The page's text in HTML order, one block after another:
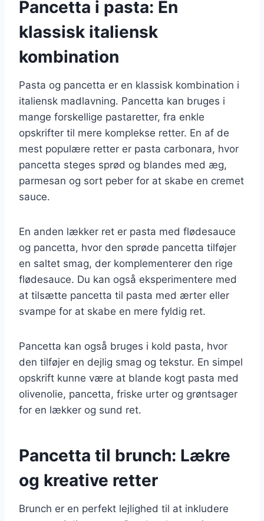
Pancetta i pasta: En
klassisk italiensk
kombination
Pasta og pancetta er en klassisk kombination i
italiensk madlavning. Pancetta kan bruges i
mange forskellige pastaretter, fra enkle
opskrifter til mere komplekse retter. En af de
mest populære retter er pasta carbonara, hvor
pancetta steges sprød og blandes med æg,
parmesan og sort peber for at skabe en cremet
sauce.
En anden lækker ret er pasta med flødesauce
og pancetta, hvor den sprøde pancetta tilføjer
en saltet smag, der komplementerer den rige
flødesauce. Du kan også eksperimentere med
at tilsætte pancetta til pasta med ærter eller
svampe for at skabe en mere fyldig ret.
Pancetta kan også bruges i kold pasta, hvor
den tilføjer en dejlig smag og tekstur. En simpel
opskrift kunne være at blande kogt pasta med
olivenolie, pancetta, friske urter og grøntsager
for en lækker og sund ret.
Pancetta til brunch: Lækre
og kreative retter
Brunch er en perfekt lejlighed til at inkludere